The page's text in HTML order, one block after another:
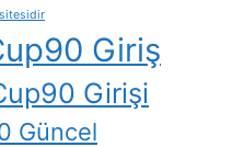
Giriş
Girişi
Güncel